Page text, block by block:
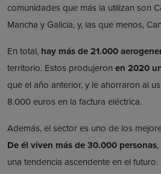
comunidades que más la utilizan son
Mancha y Galicia, y, las que menos,
En total, hay más de 21.000
territorio. Estos produjeron en 2020
que el año anterior, y le ahorraron al
8.000 euros en la factura eléctrica.
Además, el sector es uno de los
De él viven más de 30.000 personas
una tendencia ascendente en el futuro.